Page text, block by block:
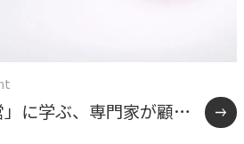
」に学ぶ、専門家が顧客